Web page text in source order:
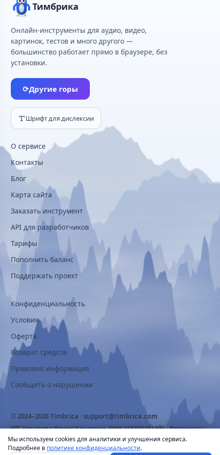
Тимбрика
Онлайн-инструменты для аудио, видео,
картинок, тестов и много другого —
большинство работает прямо в браузере, без
установки.
⟳Другие горы
Шрифт для дислексии
О сервисе
Контакты
Блог
Карта сайта
Заказать инструмент
API для разработчиков
Тарифы
Пополнить баланс
Поддержать проект
Конфиденциальность
Условия
Оферта
Возврат средств
Правовая информация
Сообщить о нарушении
© 2024–2026 Timbrica · support@timbrica.com
ИП Зарипова Фания Каилевна, ИНН 165806151936 ·Реквизиты
Мы используем cookies для аналитики и улучшения сервиса.
Подробнее в политике конфиденциальности.